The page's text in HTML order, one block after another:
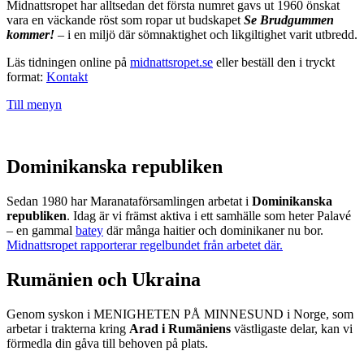
Midnattsropet har alltsedan det första numret gavs ut 1960 önskat
vara en väckande röst som ropar ut budskapet Se Brudgummen
kommer! – i en miljö där sömnaktighet och likgiltighet varit utbredd.
Läs tidningen online på midnattsropet.se eller beställ den i tryckt
format: Kontakt
Till menyn
Dominikanska republiken
Sedan 1980 har Maranataförsamlingen arbetat i Dominikanska
republiken. Idag är vi främst aktiva i ett samhälle som heter Palavé
– en gammal batey där många haitier och dominikaner nu bor.
Midnattsropet rapporterar regelbundet från arbetet där.
Rumänien och Ukraina
Genom syskon i MENIGHETEN PÅ MINNESUND i Norge, som
arbetar i trakterna kring Arad i Rumäniens västligaste delar, kan vi
förmedla din gåva till behoven på plats.